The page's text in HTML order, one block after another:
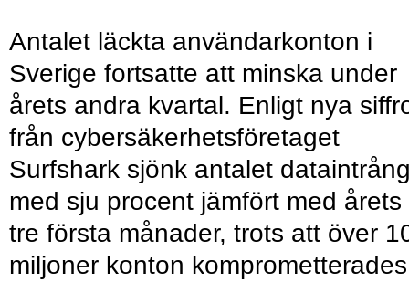
Antalet läckta användarkonton i
Sverige fortsatte att minska under
årets andra kvartal. Enligt nya
från cybersäkerhetsföretaget
Surfshark sjönk antalet
med sju procent jämfört med årets
tre första månader, trots att över
miljoner konton komprometterades